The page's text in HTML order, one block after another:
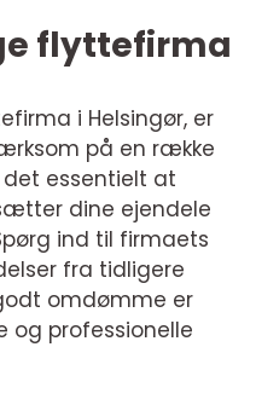
flyttefirma
i Helsingør, er
på en række
det essentielt at
dine ejendele
ind til firmaets
fra tidligere
omdømme er
og professionelle